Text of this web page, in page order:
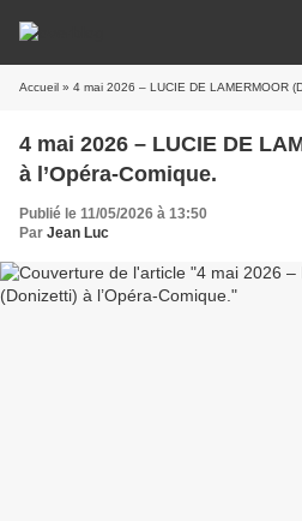
Accueil » 4 mai 2026 – LUCIE DE LAMERMOOR
4 mai 2026 – LUCIE DE
à l’Opéra-Comique.
Publié le 11/05/2026 à 13:50
Par Jean Luc